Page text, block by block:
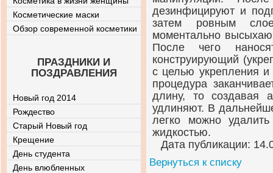
дезинфицируют и
затем ровным
моментально
После чего
конструирующий
с целью укрепления
процедура
длину, то создавая
удлиняют. В
легко можно
жидкостью.
Дата публикации:
Вернуться к списку
Косметические маски
Обзор современной косметики
ПРАЗДНИКИ И
ПОЗДРАВЛЕНИЯ
Новый год 2014
Рождество
Старый Новый год
Крещение
День студента
День влюбленных